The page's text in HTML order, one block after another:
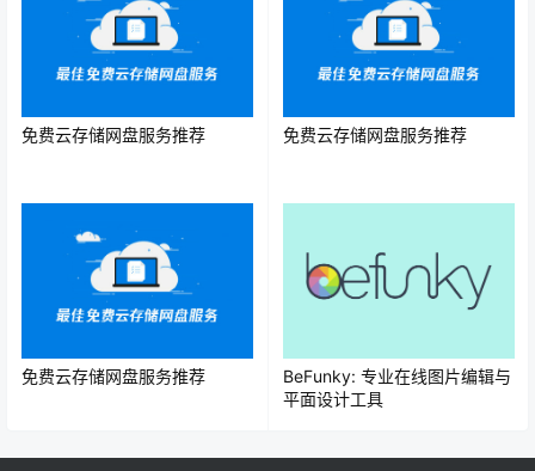
免费云存储网盘服务推荐 免费云存储网盘服务推荐
免费云存储网盘服务推荐
BeFunky: 专业在线图片编辑与
平面设计工具